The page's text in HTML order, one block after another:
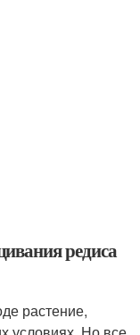
редиса
растение,